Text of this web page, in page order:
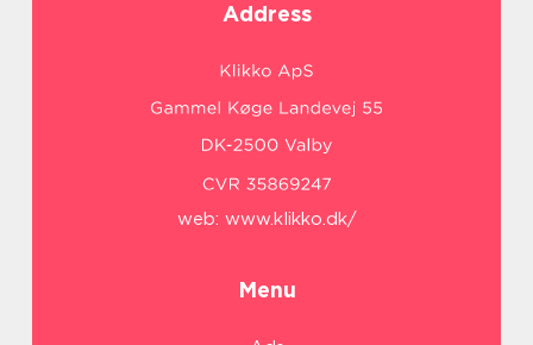
Address
web: www.klikko.dk/
Menu